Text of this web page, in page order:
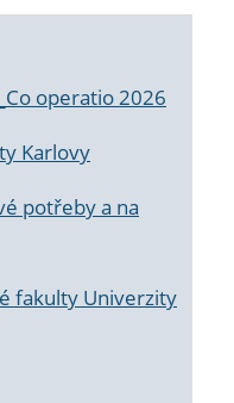
operatio 2026
Karlovy
potřeby a na
fakulty Univerzity